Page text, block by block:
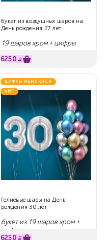
Букет из воздушных шаров на
День рождения 27 лет
19 шаров хром + цифры
6250 ₽
ЦИФРЫ МЕНЯЮТСЯ
ХИТ
Гелиевые шары на День
рождения 30 лет
букет из 19 шаров хром +
цифры
6250 ₽